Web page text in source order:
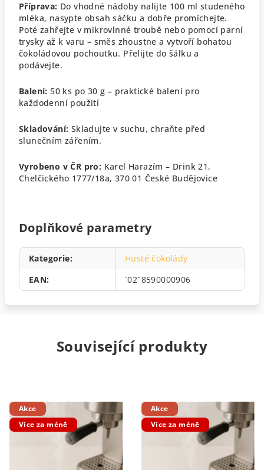
Příprava: Do vhodné nádoby nalijte 100 ml studeného
mléka, nasypte obsah sáčku a dobře promíchejte.
Poté zahřejte v mikrovlnné troubě nebo pomocí parní
trysky až k varu – směs zhoustne a vytvoří bohatou
čokoládovou pochoutku. Přelijte do šálku a
podávejte.
Balení:50 ks po 30 g – praktické balení pro
každodenní použití
Skladování: Skladujte v suchu, chraňte před
slunečním zářením.
Vyrobeno v ČR pro: Karel Harazím – Drink 21,
Chelčického 1777/18a, 370 01 České Budějovice
Doplňkové parametry
Kategorie:
Husté čokolády
EAN: ´02˝8590000906
Související produkty
Akce
Více za méně
Akce
Více za méně